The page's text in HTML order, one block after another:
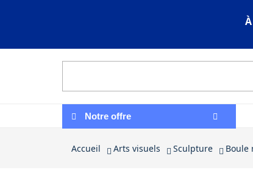
Notre offre
Accueil Arts visuels Sculpture Boule
Arts